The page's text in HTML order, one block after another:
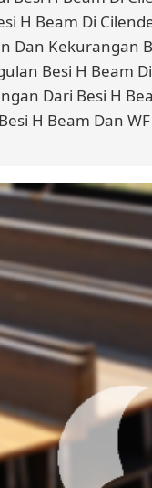
H Beam Di
Dan Kekurangan
Besi H Beam
Dari Besi H
H Beam Dan